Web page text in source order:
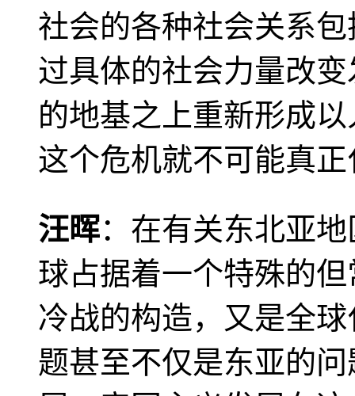
社会的各种社会关系
过具体的社会力量改
的地基之上重新形成
这个危机就不可能真
汪晖：在有关东北亚
球占据着一个特殊的
冷战的构造，又是全
题甚至不仅是东亚的